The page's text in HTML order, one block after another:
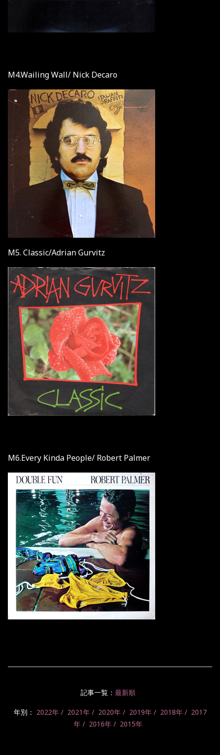
M4.Wailing Wall/ Nick Decaro
M5. Classic/Adrian Gurvitz
M6.Every Kinda People/ Robert Palmer
記事一覧： 最新順
年別： 2022年 2021年 2020年 2019年 2018年
2017
年
2016年 2015年